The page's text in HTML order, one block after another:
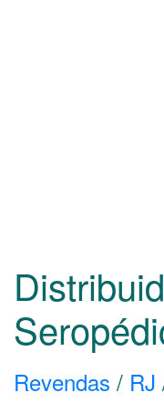
Revendas / RJ